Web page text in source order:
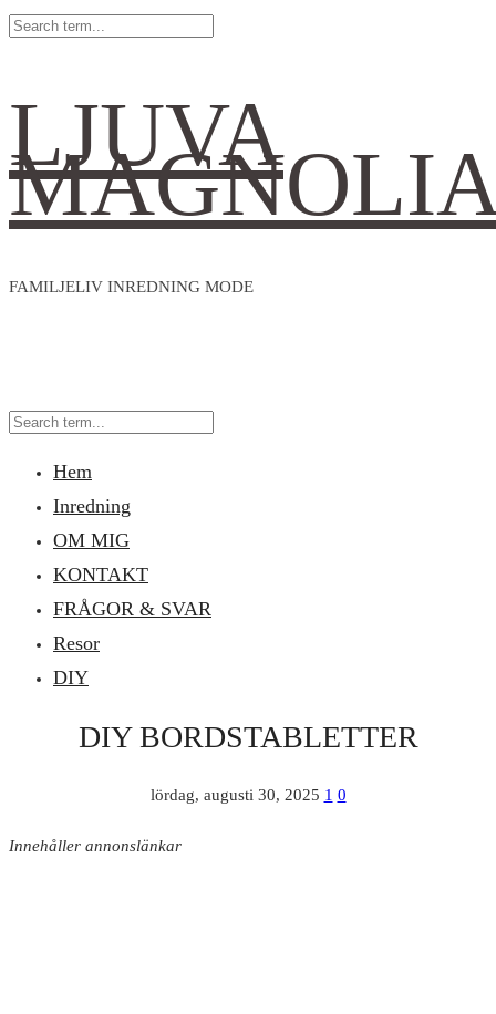
LJUVA
FAMILJELIV INREDNING MODE
Hem
Inredning
OM MIG
KONTAKT
FRÅGOR & SVAR
Resor
DIY
DIY BORDSTABLETTER
lördag, augusti 30, 2025 1 0
Innehåller annonslänkar